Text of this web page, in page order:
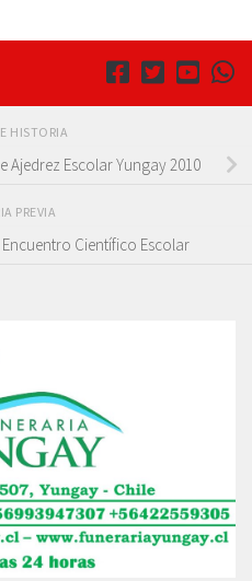
HISTORIA
Ajedrez Escolar Yungay 2010
PREVIA
Científico Escolar